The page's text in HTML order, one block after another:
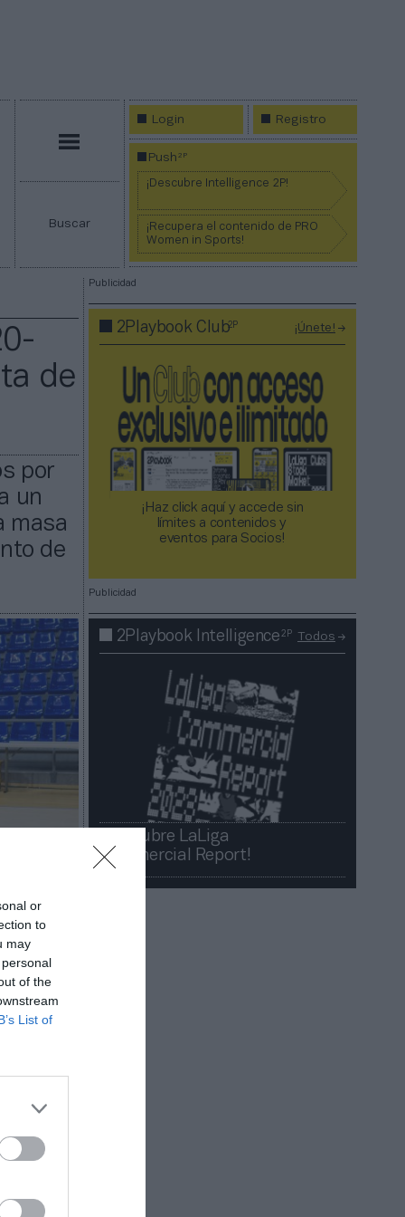
or
to
may
of the
List of
Buscar
Login Registro
Push2P
¡Descubre Intelligence 2P!
¡Recupera el contenido de PRO
Women in Sports!
de
por
un
masa
de
Publicidad
2Playbook Club2P ¡Únete!
¡Haz click aquí y accede sin
límites a contenidos y
eventos para Socios!​​​​​​​
Publicidad
2Playbook Intelligence2P Todos
¡Descubre LaLiga
Commercial Report!​​